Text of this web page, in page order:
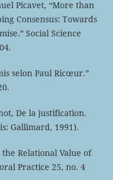
Picavet, “More than
Consensus: Towards
Social Science
selon Paul Ricœur.”
De la justification.
Gallimard, 1991).
Relational Value of
Practice 25, no. 4